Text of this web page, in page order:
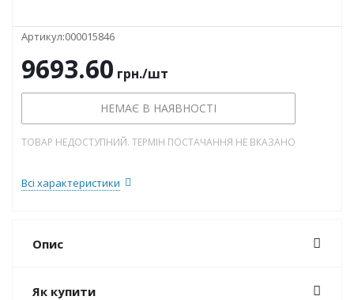
Артикул:000015846
9693.60 грн./шт
НЕМАЄ В НАЯВНОСТІ
ТОВАР НЕДОСТУПНИЙ. ТЕРМІН ПОСТАЧАННЯ НЕ ВКАЗАНО
Всі характеристики
Опис
Як купити